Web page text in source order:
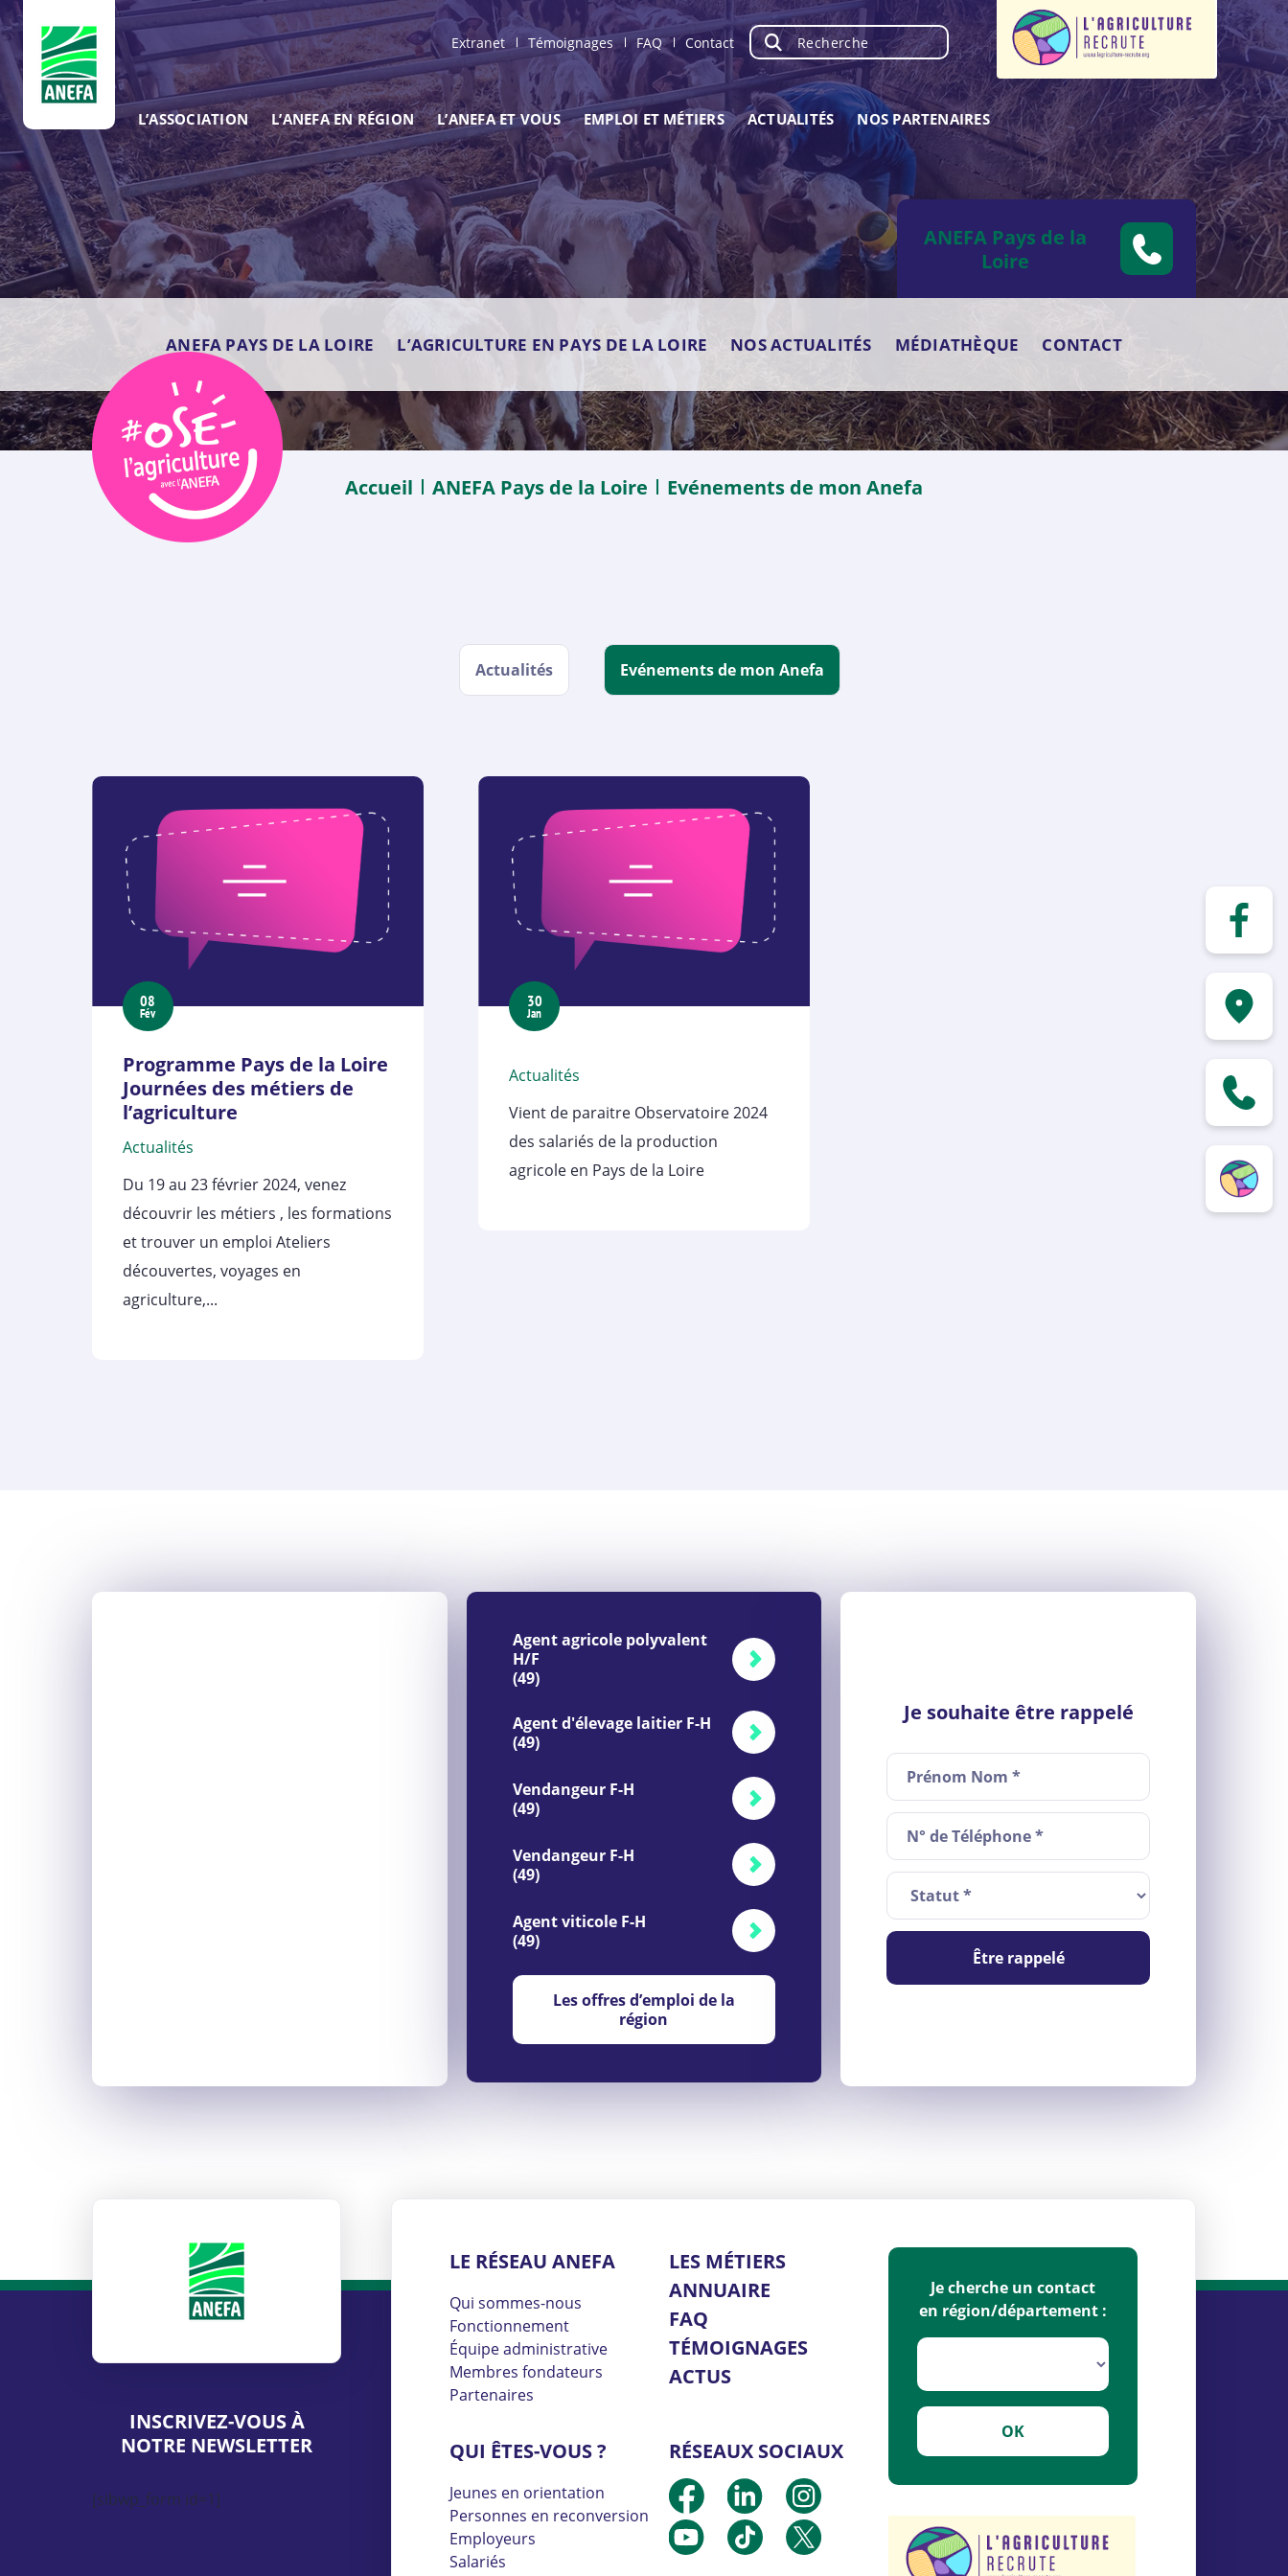
Extranet Témoignages FAQ Contact Recherche
OK
L’ASSOCIATION L’ANEFA EN RÉGION L’ANEFA ET VOUS EMPLOI ET MÉTIERS ACTUALITÉS NOS PARTENAIRES
ANEFA Pays de la
Loire
ANEFA PAYS DE LA LOIRE L’AGRICULTURE EN PAYS DE LA LOIRE NOS ACTUALITÉS MÉDIATHÈQUE CONTACT
Accueil ANEFA Pays de la Loire Evénements de mon Anefa
Actualités Evénements de mon Anefa
08
Fév
Programme Pays de la Loire
Journées des métiers de
l’agriculture
Actualités
Du 19 au 23 février 2024, venez
découvrir les métiers , les formations
et trouver un emploi Ateliers
découvertes, voyages en
agriculture,...
30
Jan
Actualités
Vient de paraitre Observatoire 2024
des salariés de la production
agricole en Pays de la Loire
Agent agricole polyvalent
H/F
(49)
Agent d'élevage laitier F-H
(49)
Vendangeur F-H
(49)
Vendangeur F-H
(49)
Agent viticole F-H
(49)
Les offres d’emploi de la
région
Je souhaite être rappelé
Être rappelé
INSCRIVEZ-VOUS À
NOTRE NEWSLETTER
[sibwp_form id=1]
LE RÉSEAU ANEFA
Qui sommes-nous
Fonctionnement
Équipe administrative
Membres fondateurs
Partenaires
QUI ÊTES-VOUS ?
Jeunes en orientation
Personnes en reconversion
Employeurs
Salariés
LES MÉTIERS
ANNUAIRE
FAQ
TÉMOIGNAGES
ACTUS
RÉSEAUX SOCIAUX
Je cherche un contact
en région/département :
OK